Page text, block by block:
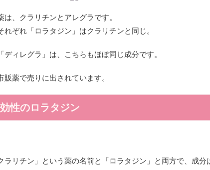
、クラリチンとアレグラです。
ぞれ「ロラタジン」はクラリチンと同じ。
ィレグラ」は、こちらもほぼ同じ成分です。
薬で売りに出されています。
性のロラタジン
ラリチン」という薬の名前と「ロラタジン」と両方で、成分